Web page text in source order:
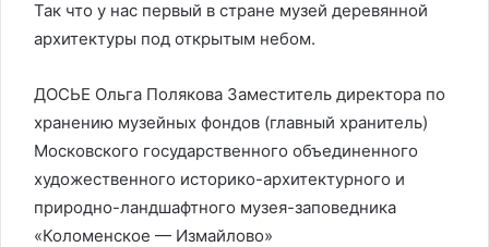
Так что у нас первый в стране музей деревянной
архитектуры под открытым небом.
ДОСЬЕ Ольга Полякова Заместитель директора по
хранению музейных фондов (главный хранитель)
Московского государственного объединенного
художественного историко-архитектурного и
природно-ландшафтного музея-заповедника
«Коломенское — Измайлово»